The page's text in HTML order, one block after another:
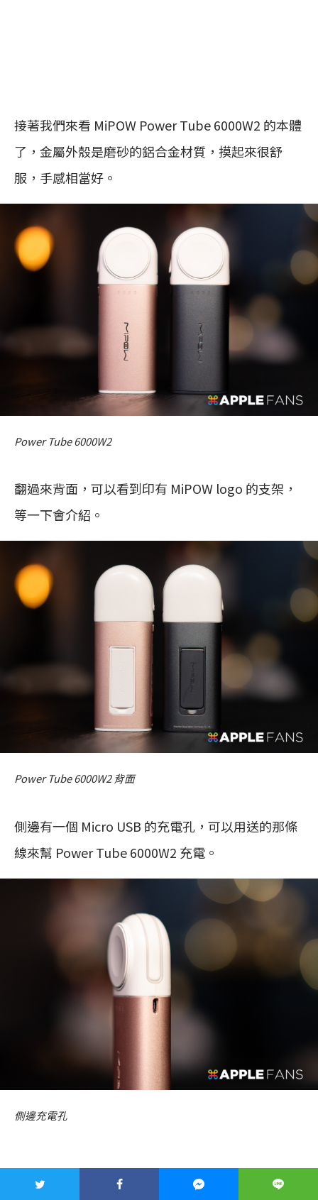
接著我們來看 MiPOW Power Tube 6000W2 的本體
了，金屬外殼是磨砂的鋁合金材質，摸起來很舒
服，手感相當好。
Power Tube 6000W2
翻過來背面，可以看到印有 MiPOW logo 的支架，
等一下會介紹。
Power Tube 6000W2 背面
側邊有一個 Micro USB 的充電孔，可以用送的那條
線來幫 Power Tube 6000W2 充電。
側邊充電孔